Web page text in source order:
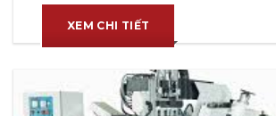
XEM CHI TIẾT